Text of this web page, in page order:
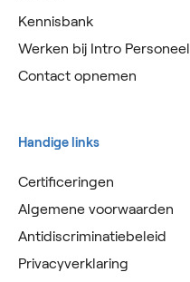
Kennisbank
Werken bij Intro Personeel
Contact opnemen
Handige links
Certificeringen
Algemene voorwaarden
Antidiscriminatiebeleid
Privacyverklaring